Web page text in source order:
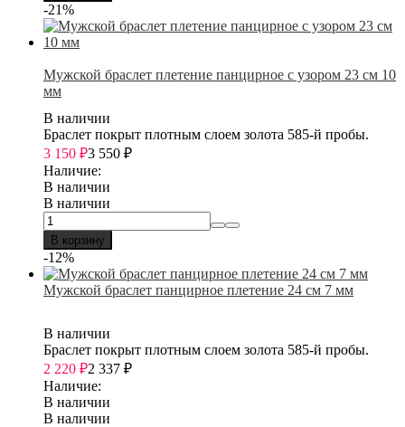
-21%
Мужской браслет плетение панцирное с узором 23 см 10
мм
В наличии
Браслет покрыт плотным слоем золота 585-й пробы.
3 150 ₽3 550 ₽
Наличие:
В наличии
В наличии
В корзину
-12%
Мужской браслет панцирное плетение 24 см 7 мм
В наличии
Браслет покрыт плотным слоем золота 585-й пробы.
2 220 ₽2 337 ₽
Наличие:
В наличии
В наличии